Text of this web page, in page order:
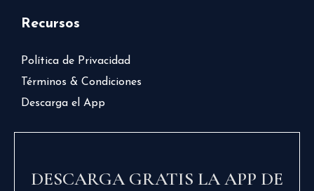
Recursos
Política de Privacidad
Términos & Condiciones
Descarga el App
DESCARGA GRATIS LA APP DE